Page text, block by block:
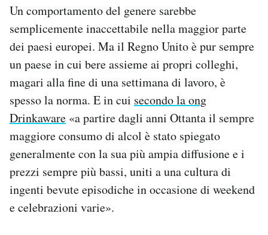
Un comportamento del genere sarebbe
semplicemente inaccettabile nella maggior parte
dei paesi europei. Ma il Regno Unito è pur sempre
un paese in cui bere assieme ai propri colleghi,
magari alla fine di una settimana di lavoro, è
spesso la norma. E in cui secondo la ong
Drinkaware «a partire dagli anni Ottanta il sempre
maggiore consumo di alcol è stato spiegato
generalmente con la sua più ampia diffusione e i
prezzi sempre più bassi, uniti a una cultura di
ingenti bevute episodiche in occasione di weekend
e celebrazioni varie».